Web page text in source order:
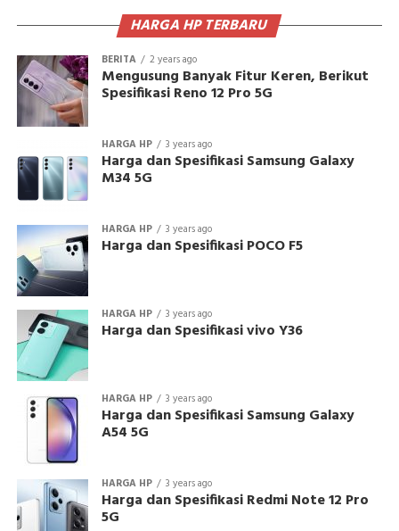
HARGA HP TERBARU
BERITA 2 years ago
Mengusung Banyak Fitur Keren, Berikut
Spesifikasi Reno 12 Pro 5G
HARGA HP 3 years ago
Harga dan Spesifikasi Samsung Galaxy
M34 5G
HARGA HP 3 years ago
Harga dan Spesifikasi POCO F5
HARGA HP 3 years ago
Harga dan Spesifikasi vivo Y36
HARGA HP 3 years ago
Harga dan Spesifikasi Samsung Galaxy
A54 5G
HARGA HP 3 years ago
Harga dan Spesifikasi Redmi Note 12 Pro
5G